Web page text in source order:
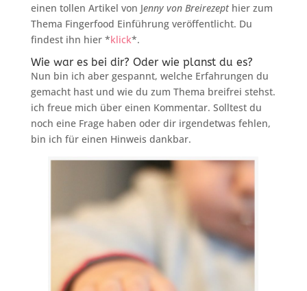
einen tollen Artikel von Jenny von Breirezepthier zum
Thema Fingerfood Einführung veröffentlicht. Du
findest ihn hier *klick*.
Wie war es bei dir? Oder wie planst du es?
Nun bin ich aber gespannt, welche Erfahrungen du
gemacht hast und wie du zum Thema breifrei stehst.
ich freue mich über einen Kommentar. Solltest du
noch eine Frage haben oder dir irgendetwas fehlen,
bin ich für einen Hinweis dankbar.